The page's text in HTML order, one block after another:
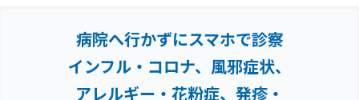
病院へ行かずにスマホで診察
インフル・コロナ、風邪症状、
アレルギー・花粉症、 発疹・